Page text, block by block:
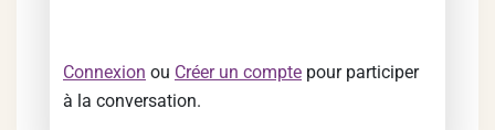
Connexion ou Créer un compte pour participer
à la conversation.